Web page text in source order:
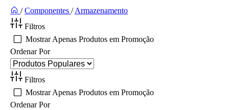
/ Componentes /Armazenamento
Filtros
Mostrar Apenas Produtos em Promoção
Ordenar Por
Filtros
Mostrar Apenas Produtos em Promoção
Ordenar Por